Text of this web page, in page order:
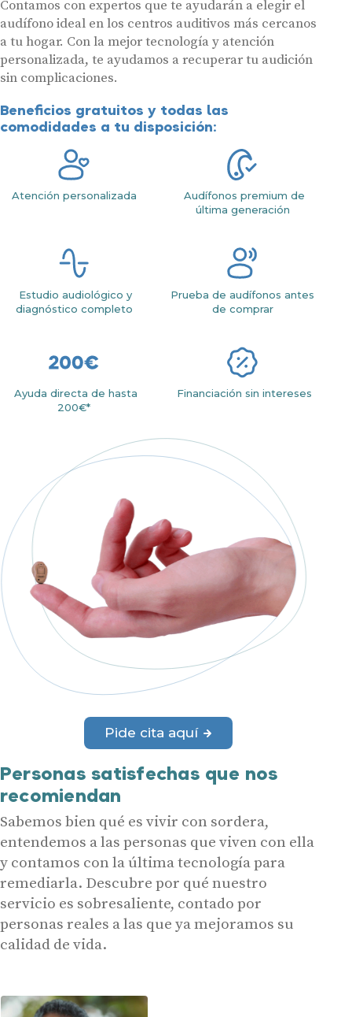
Contamos con expertos que te ayudarán a elegir el
audífono ideal en los centros auditivos más cercanos
a tu hogar. Con la mejor tecnología y atención
personalizada, te ayudamos a recuperar tu audición
sin complicaciones.
Beneficios gratuitos y todas las
comodidades a tu disposición:
Atención personalizada
Audífonos premium de
última generación
Estudio audiológico y
diagnóstico completo
Prueba de audífonos antes
de comprar
Ayuda directa de hasta
200€*
Financiación sin intereses
Pide cita aquí
Personas satisfechas que nos
recomiendan
Sabemos bien qué es vivir con sordera,
entendemos a las personas que viven con ella
y contamos con la última tecnología para
remediarla. Descubre por qué nuestro
servicio es sobresaliente, contado por
personas reales a las que ya mejoramos su
calidad de vida.